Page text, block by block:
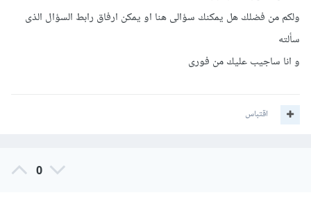
ولكم من فضلك هل يمكنك سؤالى هنا او يمكن ارفاق رابط السؤال الذى
سألته
و انا ساجيب عليك من فورى
اقتباس
0